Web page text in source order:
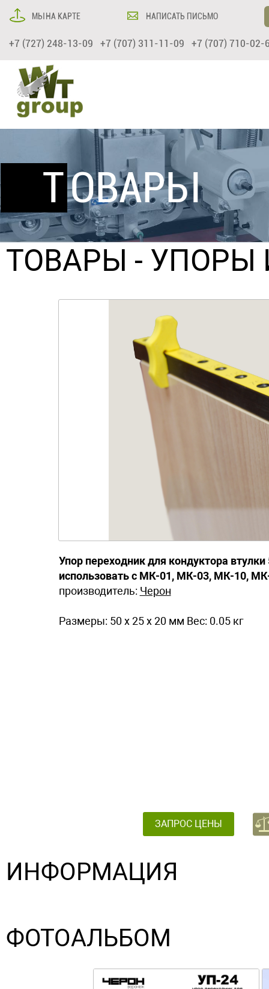
МЫ НА КАРТЕ НАПИСАТЬ ПИСЬМО
+7 (727) 248-13-09 +7 (707) 311-11-09 +7 (707) 710-02-
ТОВАРЫ
ТОВАРЫ - УПОРЫ
Упор переходник для кондуктора
использовать с МК-01, МК-03, МК-10,
производитель: Черон
Размеры: 50 x 25 x 20 мм Вес: 0.05 кг
ЗАПРОС ЦЕНЫ
ИНФОРМАЦИЯ
ФОТОАЛЬБОМ